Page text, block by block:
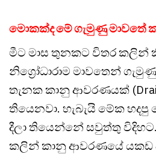
මොකක්ද මේ ගැමුණු මාවතේ
මීට මාස තුනකට විතර කලින්
නිග්‍රෝධාරාම මාවතෙන්
තැනක කානු ආවරණයක්
තියෙනවා. හැබැයි මේක
දීලා තියෙන්නේ සවුත්තු
කලින් කානු ආවරණයේ යකඩ